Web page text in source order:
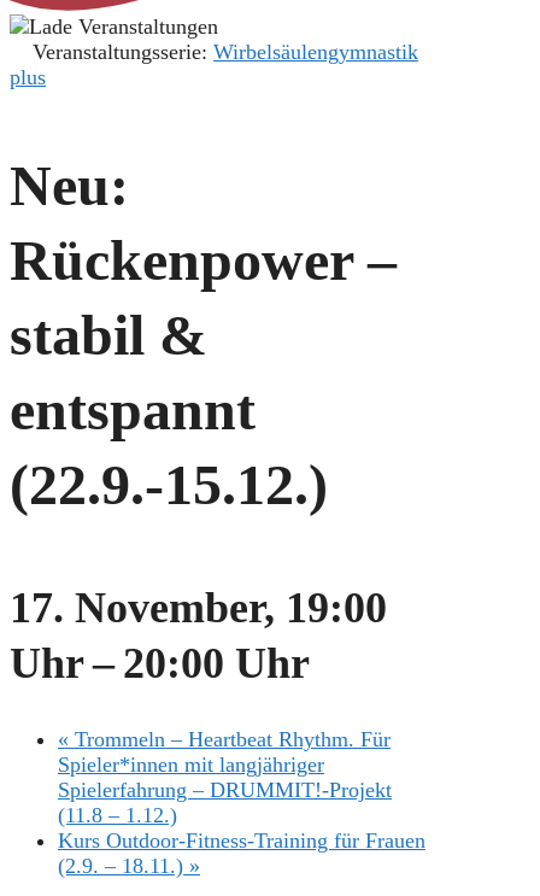
Veranstaltungsserie: Wirbelsäulengymnastik
plus
Neu:
Rückenpower –
stabil &
entspannt
(22.9.-15.12.)
17. November, 19:00
Uhr–20:00 Uhr
« Trommeln – Heartbeat Rhythm. Für
Spieler*innen mit langjähriger
Spielerfahrung – DRUMMIT!-Projekt
(11.8 – 1.12.)
Kurs Outdoor-Fitness-Training für Frauen
(2.9. – 18.11.) »